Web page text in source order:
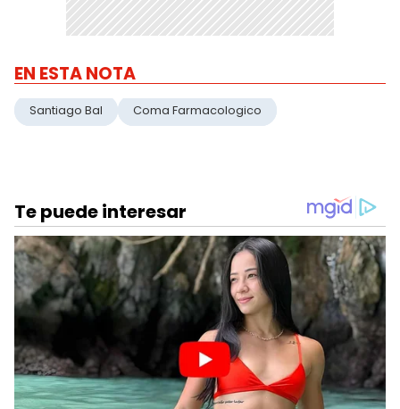
EN ESTA NOTA
Santiago Bal Coma Farmacologico